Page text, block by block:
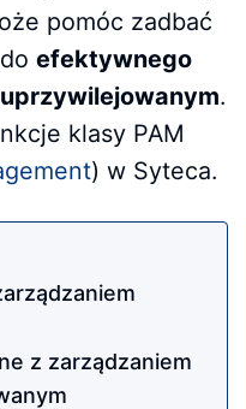
pomóc zadbać
efektywnego
.
klasy PAM
) w Syteca.
z zarządzaniem